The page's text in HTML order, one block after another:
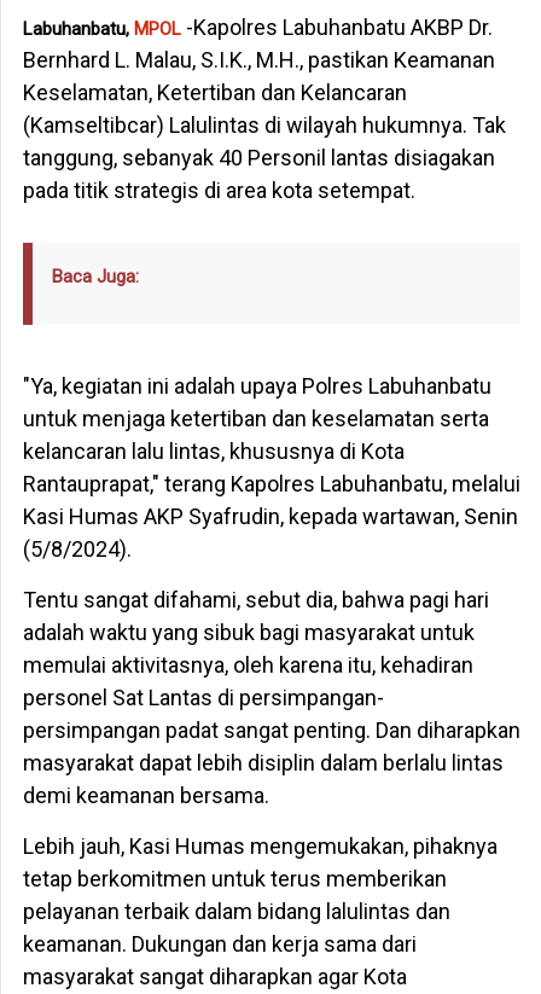
Labuhanbatu, MPOL-Kapolres Labuhanbatu AKBP Dr.
Bernhard L. Malau, S.I.K., M.H., pastikan Keamanan
Keselamatan, Ketertiban dan Kelancaran
(Kamseltibcar) Lalulintas di wilayah hukumnya. Tak
tanggung, sebanyak 40 Personil lantas disiagakan
pada titik strategis di area kota setempat.
Baca Juga:
"Ya, kegiatan ini adalah upaya Polres Labuhanbatu
untuk menjaga ketertiban dan keselamatan serta
kelancaran lalu lintas, khususnya di Kota
Rantauprapat," terang Kapolres Labuhanbatu, melalui
Kasi Humas AKP Syafrudin, kepada wartawan, Senin
(5/8/2024).
Tentu sangat difahami, sebut dia, bahwa pagi hari
adalah waktu yang sibuk bagi masyarakat untuk
memulai aktivitasnya, oleh karena itu, kehadiran
personel Sat Lantas di persimpangan-
persimpangan padat sangat penting. Dan diharapkan
masyarakat dapat lebih disiplin dalam berlalu lintas
demi keamanan bersama.
Lebih jauh, Kasi Humas mengemukakan, pihaknya
tetap berkomitmen untuk terus memberikan
pelayanan terbaik dalam bidang lalulintas dan
keamanan. Dukungan dan kerja sama dari
masyarakat sangat diharapkan agar Kota